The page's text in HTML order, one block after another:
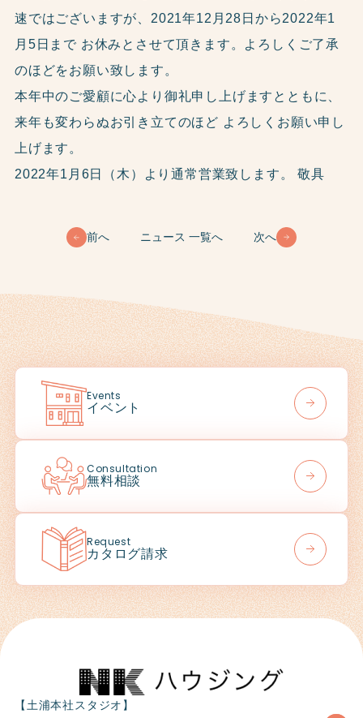
速ではございますが、2021年12月28日から2022年1
月5日まで お休みとさせて頂きます。よろしくご了承
のほどをお願い致します。
本年中のご愛顧に心より御礼申し上げますとともに、
来年も変わらぬお引き立てのほど よろしくお願い申し
上げます。
2022年1月6日（木）より通常営業致します。 敬具
前へ ニュース 一覧へ 次へ
Events
イベント
Consultation
無料相談
Request
カタログ請求
【土浦本社スタジオ】